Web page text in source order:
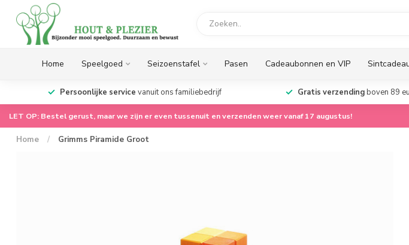
Home Speelgoed Seizoenstafel Pasen Cadeaubonnen en VIP
Persoonlijke service vanuit ons familiebedrijf Gratis verzendingboven 89
LET OP: Bestel gerust, maar we zijn er even tussenuit en verzenden weer vanaf 17 augustus!
Home / Grimms Piramide Groot